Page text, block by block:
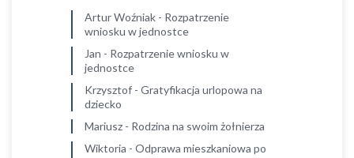
Artur Woźniak - Rozpatrzenie
wniosku w jednostce
Jan - Rozpatrzenie wniosku w
jednostce
Krzysztof - Gratyfikacja urlopowa na
dziecko
Mariusz - Rodzina na swoim żołnierza
Wiktoria - Odprawa mieszkaniowa po